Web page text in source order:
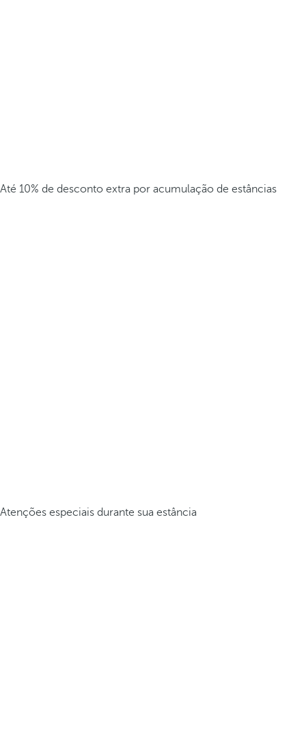
Até 10% de desconto extra por acumulação de estâncias
Atenções especiais durante sua estância